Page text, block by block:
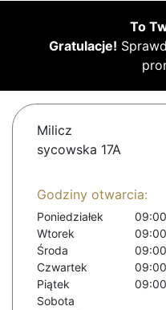
To
Gratulacje!
Milicz
sycowska 17A
Godziny otwarcia:
Poniedziałek
Wtorek
Środa
Czwartek
Piątek
Sobota